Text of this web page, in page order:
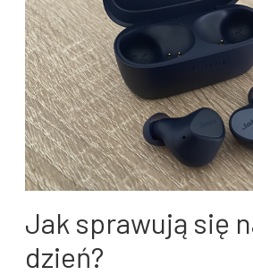
Jak sprawują się
dzień?